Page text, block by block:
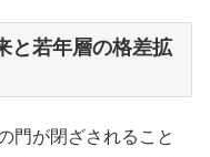
と若年層の格差拡
門が閉ざされること